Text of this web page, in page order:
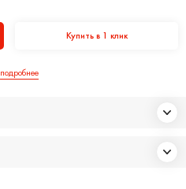
Купить в 1 клик
подробнее